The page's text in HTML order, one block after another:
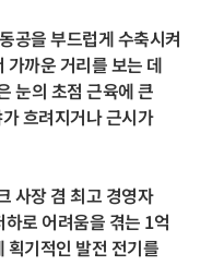
공을 부드럽게 수축시켜
까운 거리를 보는 데
눈의 초점 근육에 큰
흐려지거나 근시가
사장 겸 최고 경영자
로 어려움을 겪는 1억
기적인 발전 전기를